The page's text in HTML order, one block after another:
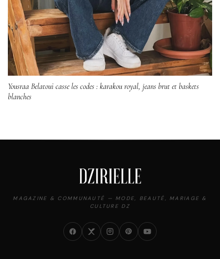
Yousraa Belatoui casse les codes : karakou royal, jeans brut et baskets
blanches
MAGAZINE & COMMUNAUTÉ — MODE, BEAUTÉ, MARIAGE &
CULTURE DZ